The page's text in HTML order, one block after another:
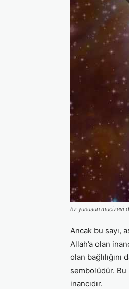
hz yunusun mucizevi
Ancak bu sayı,
Allah’a olan
olan
sembolüdür. Bu
inancıdır.